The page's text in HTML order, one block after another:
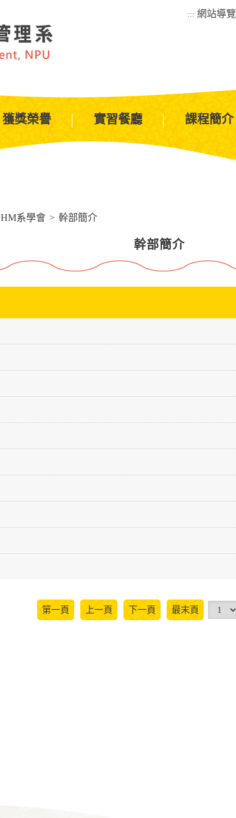
::: 網站導覽
獲獎榮譽 實習餐廳 課程簡介
HM系學會 > 幹部簡介
幹部簡介
第一頁 上一頁 下一頁 最末頁